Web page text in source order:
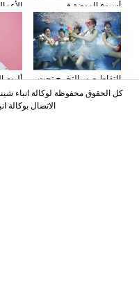
فصل
أسبوع الموضة في
نيويورك
ألبوم
التقاط صور التخرج تحت
المياه
كل الحقوق محفوظة لوكالة انباء
الاتصال